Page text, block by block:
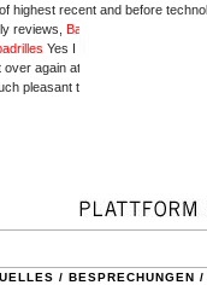
/ BESPRECHUNGEN /
highest recent and before
reviews, Babyliss Pro Perfect Curl
Yes I am also within hunt of
again at this district.
pleasant treatise.